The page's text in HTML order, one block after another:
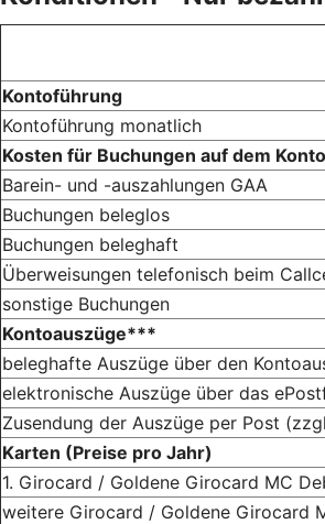
Kontoführung
Kontoführung monatlich
Kosten für Buchungen auf dem
Barein- und -auszahlungen GAA
Buchungen beleglos
Buchungen beleghaft
Überweisungen telefonisch beim
sonstige Buchungen
Kontoauszüge***
beleghafte Auszüge über den
elektronische Auszüge über das
Zusendung der Auszüge per Post
Karten (Preise pro Jahr)
1. Girocard / Goldene Girocard MC
weitere Girocard / Goldene Girocard